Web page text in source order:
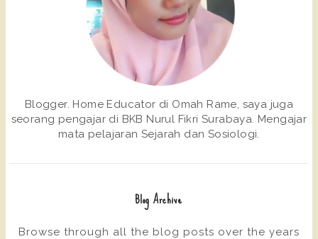
Blogger. Home Educator di Omah Rame, saya juga
seorang pengajar di BKB Nurul Fikri Surabaya. Mengajar
mata pelajaran Sejarah dan Sosiologi.
Blog Archive
Browse through all the blog posts over the years